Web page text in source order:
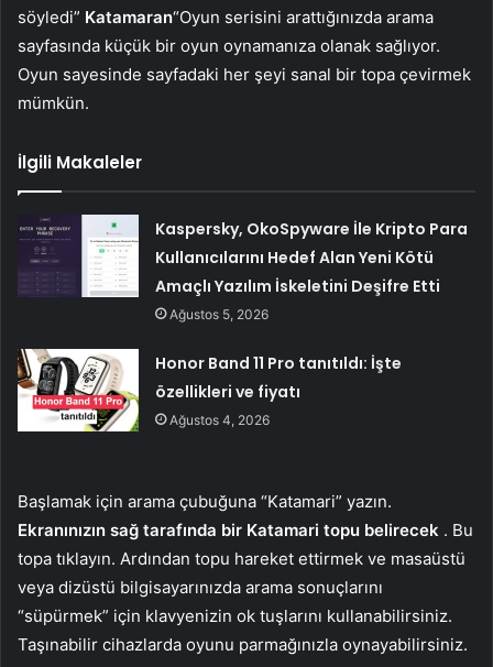
söyledi” Katamaran“Oyun serisini arattığınızda arama
sayfasında küçük bir oyun oynamanıza olanak sağlıyor.
Oyun sayesinde sayfadaki her şeyi sanal bir topa çevirmek
mümkün.
İlgili Makaleler
Kaspersky, OkoSpyware İle Kripto Para
Kullanıcılarını Hedef Alan Yeni Kötü
Amaçlı Yazılım İskeletini Deşifre Etti
Ağustos 5, 2026
Honor Band 11 Pro tanıtıldı: İşte
özellikleri ve fiyatı
Ağustos 4, 2026
Başlamak için arama çubuğuna “Katamari” yazın.
Ekranınızın sağ tarafında bir Katamari topu belirecek . Bu
topa tıklayın. Ardından topu hareket ettirmek ve masaüstü
veya dizüstü bilgisayarınızda arama sonuçlarını
“süpürmek” için klavyenizin ok tuşlarını kullanabilirsiniz.
Taşınabilir cihazlarda oyunu parmağınızla oynayabilirsiniz.